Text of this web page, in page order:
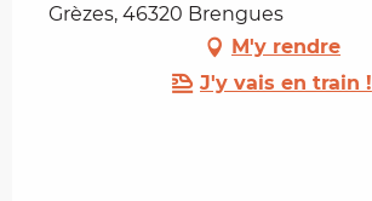
Grèzes, 46320 Brengues
M'y rendre
J'y vais en train !